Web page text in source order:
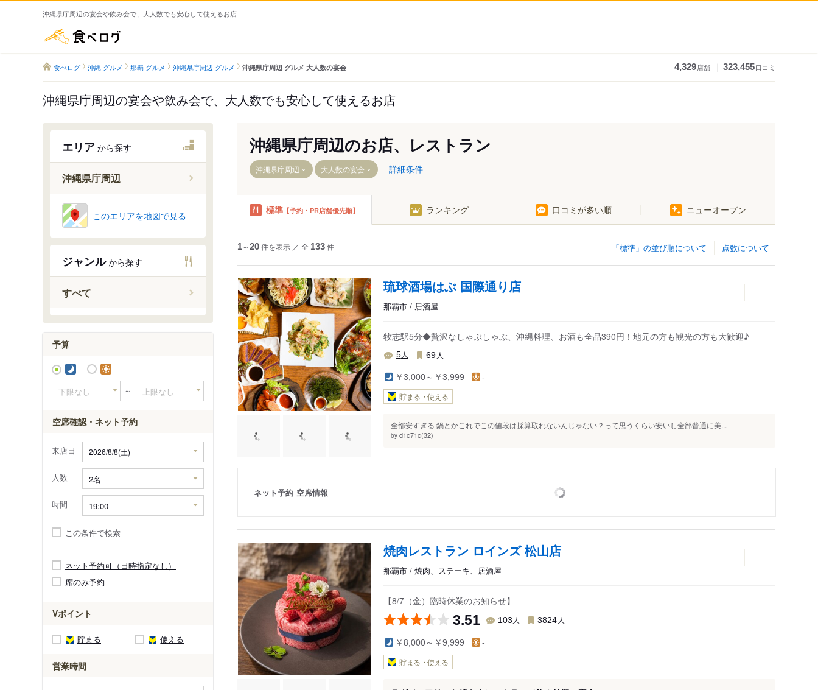
沖縄県庁周辺の宴会や飲み会で、大人数でも安心して使えるお店
食べログ 沖縄 グルメ 那覇 グルメ 沖縄県庁周辺 グルメ 沖縄県庁周辺 グルメ 大人数の宴会 4,329店舗 323,455口コミ
沖縄県庁周辺の宴会や飲み会で、大人数でも安心して使えるお店
エリア から探す
沖縄県庁周辺
壺川駅
県庁前駅
美栄橋駅
牧志駅
安里駅
このエリアを地図で見る
ジャンルから探す
すべて
予算
～
空席確認・ネット予約
来店日
人数
時間
この条件で検索
ネット予約可（日時指定なし）
席のみ予約
Vポイント
貯まる 使える
営業時間
沖縄県庁周辺のお店、レストラン
沖縄県庁周辺 大人数の宴会 詳細条件
標準 【予約・PR店舗優先順】 ランキング 口コミが多い順 ニューオープン
点数について
「標準」の並び順について
1～20件を表示 ／ 全 133件
琉球酒場はぶ 国際通り店
那覇市 / 居酒屋
牧志駅5分◆贅沢なしゃぶしゃぶ、沖縄料理、お酒も全品390円！地元の方も観光の方も大歓迎♪
5人 69 人
￥3,000～￥3,999 -
貯まる・使える
全部安すぎる 鍋とかこれでこの値段は採算取れないんじゃない？って思うくらい安いし全部普通に美...
by d1c71c(32)
ネット予約 空席情報
焼肉レストラン ロインズ 松山店
那覇市 / 焼肉、ステーキ、居酒屋
【8/7（金）臨時休業のお知らせ】
3.51 103 人 3824 人
￥8,000～￥9,999 -
貯まる・使える